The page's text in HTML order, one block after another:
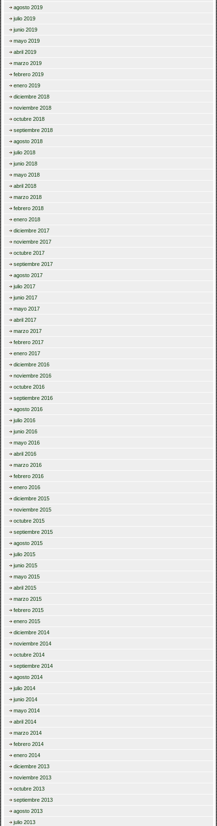
agosto 2019
julio 2019
junio 2019
mayo 2019
abril 2019
marzo 2019
febrero 2019
enero 2019
diciembre 2018
noviembre 2018
octubre 2018
septiembre 2018
agosto 2018
julio 2018
junio 2018
mayo 2018
abril 2018
marzo 2018
febrero 2018
enero 2018
diciembre 2017
noviembre 2017
octubre 2017
septiembre 2017
agosto 2017
julio 2017
junio 2017
mayo 2017
abril 2017
marzo 2017
febrero 2017
enero 2017
diciembre 2016
noviembre 2016
octubre 2016
septiembre 2016
agosto 2016
julio 2016
junio 2016
mayo 2016
abril 2016
marzo 2016
febrero 2016
enero 2016
diciembre 2015
noviembre 2015
octubre 2015
septiembre 2015
agosto 2015
julio 2015
junio 2015
mayo 2015
abril 2015
marzo 2015
febrero 2015
enero 2015
diciembre 2014
noviembre 2014
octubre 2014
septiembre 2014
agosto 2014
julio 2014
junio 2014
mayo 2014
abril 2014
marzo 2014
febrero 2014
enero 2014
diciembre 2013
noviembre 2013
octubre 2013
septiembre 2013
agosto 2013
julio 2013